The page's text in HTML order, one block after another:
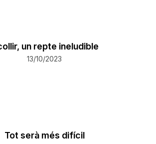
un repte ineludible
13/10/2023
Tot serà més difícil